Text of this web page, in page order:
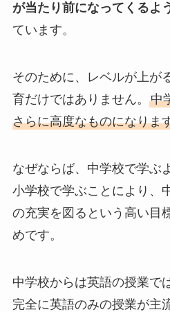
が当たり前になってくるよ
ています。
そのために、レベルが上が
育だけではありません。 中
さらに高度なものになりま
なぜならば、中学校で学ぶ
小学校で学ぶことにより、
の充実を図るという高い目
めです。
中学校からは英語の授業で
完全に英語のみの授業が主